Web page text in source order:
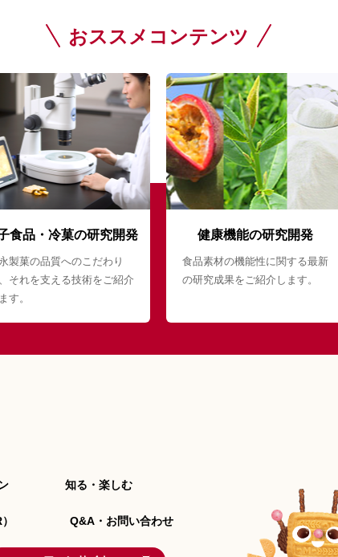
おススメコンテンツ
食品・冷菓の研究開発
製菓の品質へのこだわり
それを支える技術をご紹介
す。
健康機能の研究開発
食品素材の機能性に関する最新
の研究成果をご紹介します。
知る・楽しむ
Q&A・お問い合わせ